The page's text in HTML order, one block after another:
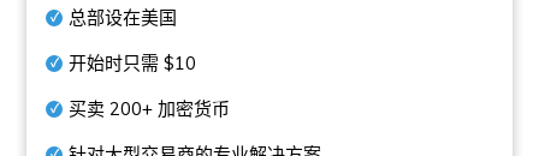
总部设在美国
开始时只需$10
买卖200+ 加密货币